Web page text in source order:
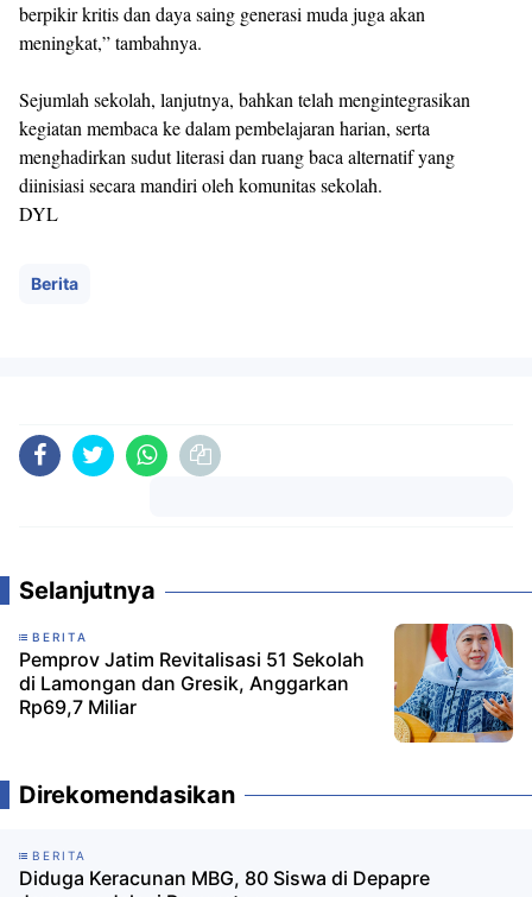
berpikir kritis dan daya saing generasi muda juga akan
meningkat,” tambahnya.
Sejumlah sekolah, lanjutnya, bahkan telah mengintegrasikan
kegiatan membaca ke dalam pembelajaran harian, serta
menghadirkan sudut literasi dan ruang baca alternatif yang
diinisiasi secara mandiri oleh komunitas sekolah.
DYL
Berita
Selanjutnya
BERITA
Pemprov Jatim Revitalisasi 51 Sekolah
di Lamongan dan Gresik, Anggarkan
Rp69,7 Miliar
Direkomendasikan
BERITA
Diduga Keracunan MBG, 80 Siswa di Depapre